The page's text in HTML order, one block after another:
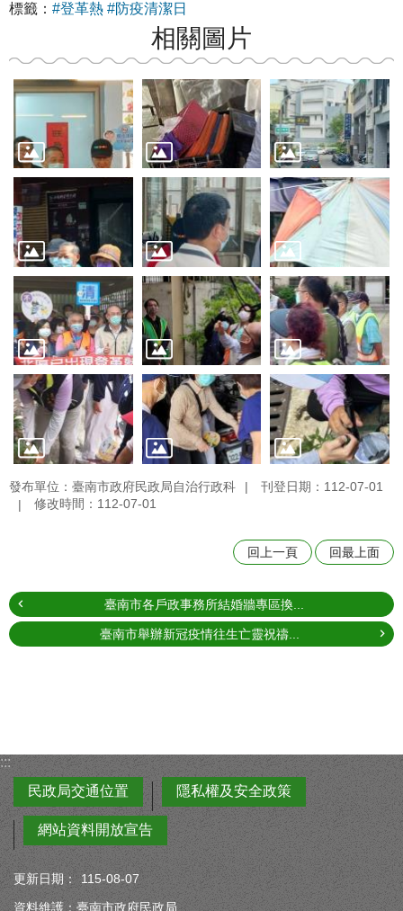
標籤： #登革熱 #防疫清潔日
相關圖片
發布單位：臺南市政府民政局自治行政科
刊登日期：112-07-01
修改時間：112-07-01
回上一頁 回最上面
臺南市各戶政事務所結婚牆專區換...
臺南市舉辦新冠疫情往生亡靈祝禱...
:::
民政局交通位置
隱私權及安全政策
網站資料開放宣告
更新日期：
115-08-07
資料維護：臺南市政府民政局